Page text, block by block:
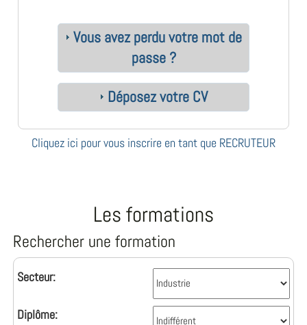
Vous avez perdu votre mot de
passe ?
Déposez votre CV
Cliquez ici pour vous inscrire en tant que RECRUTEUR
Les formations
Rechercher une formation
Secteur:
Diplôme: